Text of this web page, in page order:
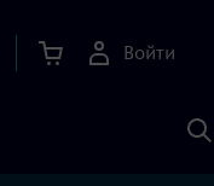
Войти